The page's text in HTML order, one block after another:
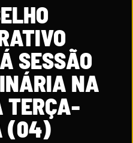
SESSÃO
NA
TERÇA-
(04)